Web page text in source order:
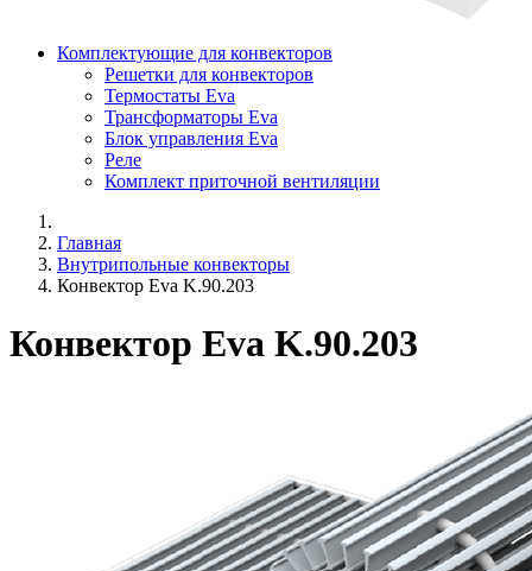
Комплектующие для конвекторов
Решетки для конвекторов
Термостаты Eva
Трансформаторы Eva
Блок управления Eva
Реле
Комплект приточной вентиляции
Главная
Внутрипольные конвекторы
Конвектор Eva K.90.203
Конвектор Eva K.90.203